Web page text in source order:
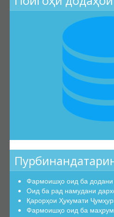
Эътирофи баробарарзишии
Аттестатсияи такрорӣ
Шиносномаи ихтисосҳо
Бюллетени КОА
Санадҳои меъёрии ҳуқуқӣ
Конститутсияи ҶТ
Амру фармонҳои Президенти ҶТ
Маҷаллаҳои тақризшавандаи
Феҳристи муваққатии
Саволу ҷавобҳо
Фармоишҳо оид ба
Оид ба рад намудани
Қарорҳои Ҳукумати
Фармоишҳо оид ба